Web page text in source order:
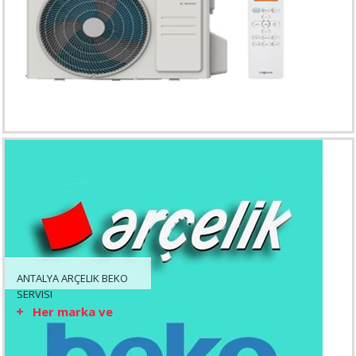
ANTALYA ARÇELIK BEKO
SERVISI
Her marka ve
model ...